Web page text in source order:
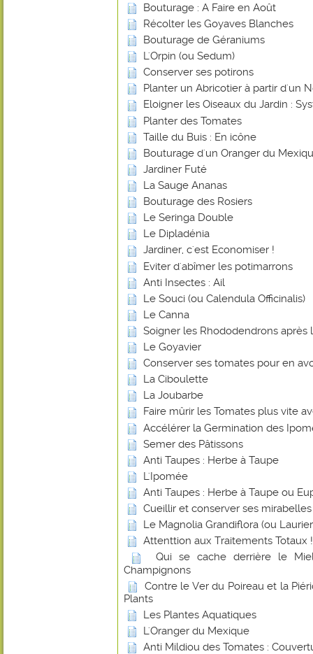
Bouturage : A Faire en Août
Récolter les Goyaves Blanches
Bouturage de Géraniums
L'Orpin (ou Sedum)
Conserver ses potirons
Planter un Abricotier à partir d'un
Eloigner les Oiseaux du Jardin :
Planter des Tomates
Taille du Buis : En icône
Bouturage d'un Oranger du
Jardiner Futé
La Sauge Ananas
Bouturage des Rosiers
Le Seringa Double
Le Dipladénia
Jardiner, c'est Economiser !
Eviter d'abîmer les potimarrons
Anti Insectes : Ail
Le Souci (ou Calendula Officinalis)
Le Canna
Soigner les Rhododendrons après
Le Goyavier
Conserver ses tomates pour en
La Ciboulette
La Joubarbe
Faire mûrir les Tomates plus vite
Accélérer la Germination des
Semer des Pâtissons
Anti Taupes : Herbe à Taupe
L'Ipomée
Anti Taupes : Herbe à Taupe ou
Cueillir et conserver ses mirabelles
Le Magnolia Grandiflora (ou
Attenttion aux Traitements Totaux !
Qui se cache derrière le
Champignons
Contre le Ver du Poireau et la
Plants
Les Plantes Aquatiques
L'Oranger du Mexique
Anti Mildiou des Tomates :